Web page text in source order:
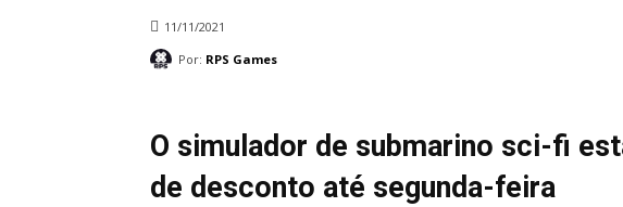
11/11/2021
Por: RPS Games
O simulador de submarino sci-fi
de desconto até segunda-feira